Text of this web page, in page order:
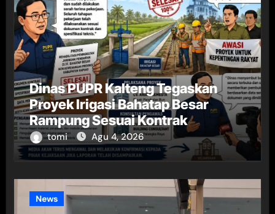
Dinas PUPR Kalteng Tegaskan
Proyek Irigasi Bahatap Besar
Rampung Sesuai Kontrak
tomi Agu 4, 2026
News